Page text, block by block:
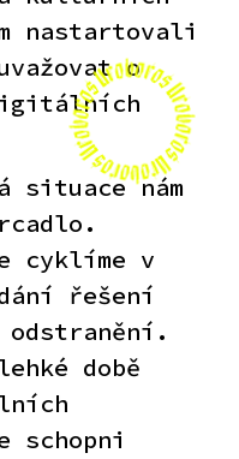
nastartovali
o
situace nám
cyklíme v
řešení
době
schopni